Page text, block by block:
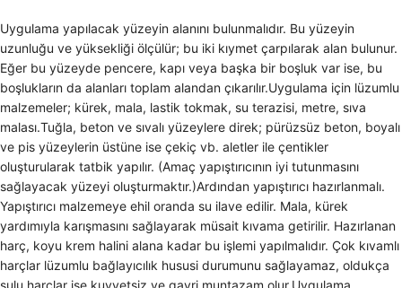
Uygulama yapılacak yüzeyin alanını bulunmalıdır. Bu yüzeyin
uzunluğu ve yüksekliği ölçülür; bu iki kıymet çarpılarak alan bulunur.
Eğer bu yüzeyde pencere, kapı veya başka bir boşluk var ise, bu
boşlukların da alanları toplam alandan çıkarılır.Uygulama için lüzumlu
malzemeler; kürek, mala, lastik tokmak, su terazisi, metre, sıva
malası.Tuğla, beton ve sıvalı yüzeylere direk; pürüzsüz beton, boyalı
ve pis yüzeylerin üstüne ise çekiç vb. aletler ile çentikler
oluşturularak tatbik yapılır. (Amaç yapıştırıcının iyi tutunmasını
sağlayacak yüzeyi oluşturmaktır.)Ardından yapıştırıcı hazırlanmalı.
Yapıştırıcı malzemeye ehil oranda su ilave edilir. Mala, kürek
yardımıyla karışmasını sağlayarak müsait kıvama getirilir. Hazırlanan
harç, koyu krem halini alana kadar bu işlemi yapılmalıdır. Çok kıvamlı
harçlar lüzumlu bağlayıcılık hususi durumunu sağlayamaz, oldukça